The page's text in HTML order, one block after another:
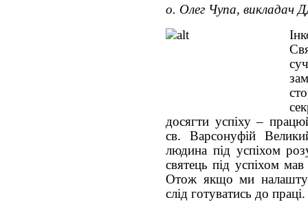
о. Олег Чупа, викладач
досягти успіху –
св. Варсонуфій
людина під успіхом
святець під успіхом
Отож якщо ми
слід готуватись до праці.